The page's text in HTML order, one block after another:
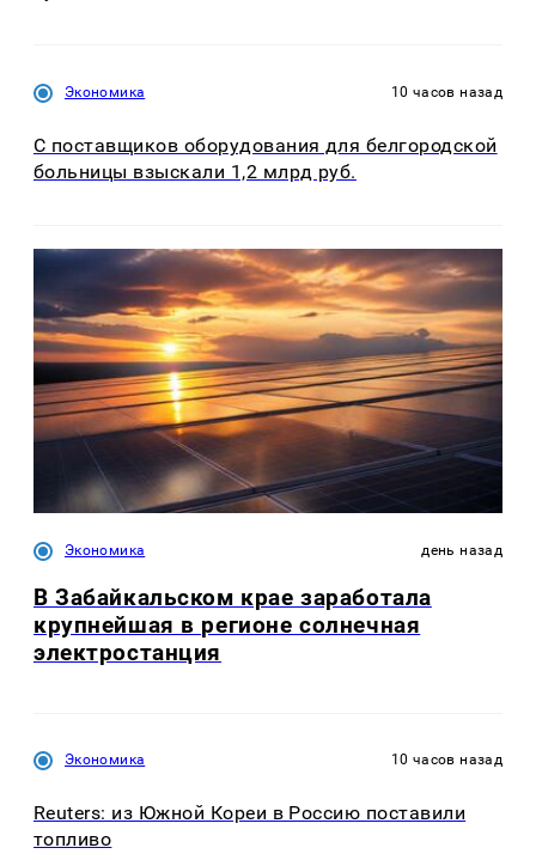
Экономика 10 часов назад
С поставщиков оборудования для белгородской
больницы взыскали 1,2 млрд руб.
Экономика день назад
В Забайкальском крае заработала
крупнейшая в регионе солнечная
электростанция
Экономика 10 часов назад
Reuters: из Южной Кореи в Россию поставили
топливо